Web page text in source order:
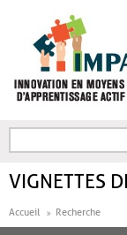
FORMULAIRE DE
VIGNETTES
Accueil Recherche